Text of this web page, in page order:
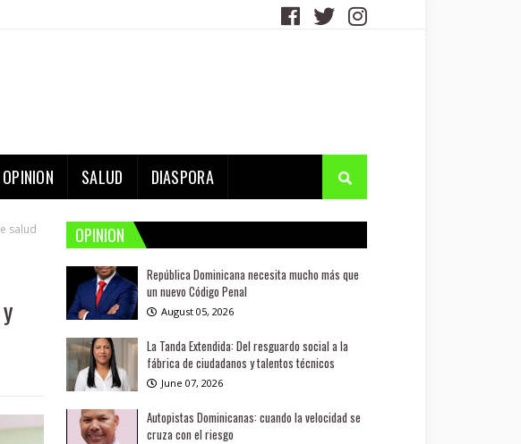
OPINION SALUD DIASPORA
salud
OPINION
República Dominicana necesita mucho más que
un nuevo Código Penal
August 05, 2026
La Tanda Extendida: Del resguardo social a la
fábrica de ciudadanos y talentos técnicos
June 07, 2026
Autopistas Dominicanas: cuando la velocidad se
cruza con el riesgo